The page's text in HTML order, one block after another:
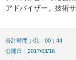
アドバイザー、技術
合計時間：01：00：44
公開日：2017/03/16